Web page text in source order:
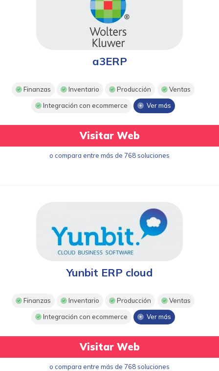
a3ERP
Finanzas Inventario Producción Ventas
Integración con ecommerce Ver más
Visitar Web
o compara entre más de 768 soluciones
Yunbit ERP cloud
Finanzas Inventario Producción Ventas
Integración con ecommerce Ver más
Visitar Web
o compara entre más de 768 soluciones